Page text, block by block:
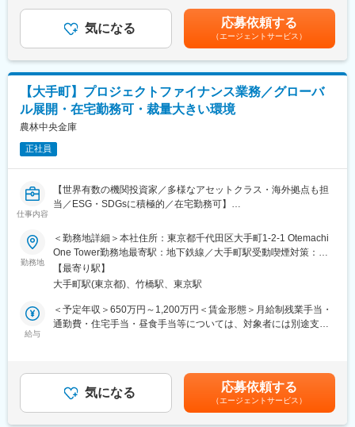
野村グループのビジネスの拡大をめざす中で、その中核を担う業
務です。当社は業界のリーディングカンパニーであり、圧倒的な
実績と信頼を強みとしています。1925年の創立以来、常にお客様
と歩み続けてきた膨大な知見、グローバルに渡る卓越したリサー
チ力と日本の金融市場を牽引してきた野村グループの有する豊富
なリソースを活かし、「長い時間軸」 かつ「金融・非金融を問わ
ない幅広いアプローチ」で付加価値の高いコンサルティングビジ
ネスを実現しています。
変更の範囲：会社の定める業務
・法人顧客への長期・短期貸出や、コミットメントライン、ノン
リコースローン、シンジケートローンなどの金融ソリューション
提案
・グローバルインベストメンツ本部と連携し、資金調達サポート
やファイナンスストラクチャリング
・サステナブルファイナンスの提供や、顧客ニーズを先取りした
成長支援、リサーチ＆ソリューション機能の発揮
・農林水産業の成長に向けた生産者向けコンサルティングや、食
農関連企業への金融サービス提供
・グループ内外の多様なパートナーと協働し、顧客の課題解決を
リード
■業務の魅力
当社は「いのち」に向き合うパーパスのもと、社会的意義の高い
ミッションを担います。独自のネットワークやノウハウを活か
し、収益貢献だけでなく、農林水産業の発展や地方創生にも貢献
できる点が大きな魅力です。担当者の意見が反映されやすいボト
ムアップの風土も特徴です。
■就業環境
オープンなオフィスやテレワーク・シェアオフィス等、柔軟な働
記年収は残業代を含みません※前職・スキル・経験等を考慮の上決
定します賃金はあくまでも目安の金額であり、選考を通じて上下
する可能性があります。月給(月額)は固定手当を含めた表記です。
気になる 応募依頼する
（エージェントサービス）
【大手町】プロジェクトファイナンス業務／グローバ
ル展開・在宅勤務可・裁量大きい環境
農林中央金庫
正社員
仕事内容
【世界有数の機関投資家／多様なアセットクラス・海外拠点も担
当／ESG・SDGsに積極的／在宅勤務可】
■業務概要
当社のグローバル・インベストメント＆バンキング本部 クレジッ
ト投融資部にて、プロジェクトファイナンスおよびアセットファ
イナンス（航空機ファイナンス等）に関連する一連の業務を担当
いただきます。グローバルな体制強化のもと、国内外の多様な案
件に携わり、ESGやSDGs関連分野にも積極的に参画いただけま
す。
件ソーシング
・リスクリターン分析、案件の条件交渉、デューデリジェンスの
実施
勤務地
＜勤務地詳細＞本社住所：東京都千代田区大手町1-2-1 Otemachi
One Tower勤務地最寄駅：地下鉄線／大手町駅受動喫煙対策：屋
内喫煙可能場所あり変更の範囲：会社の定める事業所（リモート
ワーク含む）
【最寄り駅】
大手町駅(東京都)、竹橋駅、東京駅
給与
＜予定年収＞650万円～1,200万円＜賃金形態＞月給制残業手当・
通勤費・住宅手当・昼食手当等については、対象者には別途支給
記年収は残業代を含みません※前職・スキル・経験等を考慮の上決
定します賃金はあくまでも目安の金額であり、選考を通じて上下
する可能性があります。月給(月額)は固定手当を含めた表記です。
気になる 応募依頼する
（エージェントサービス）